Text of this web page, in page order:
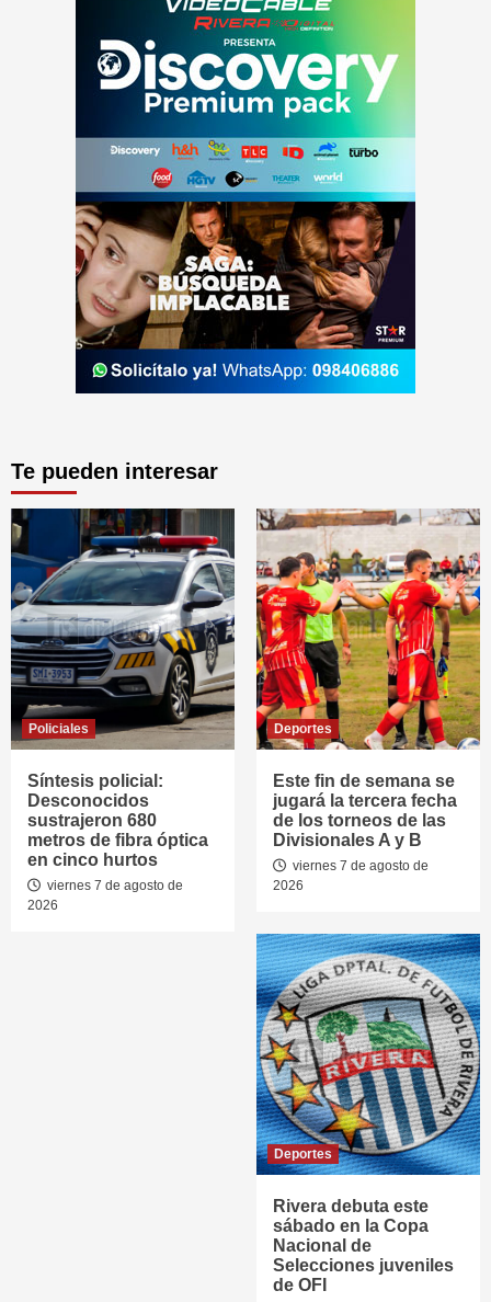
Te pueden interesar
Policiales
Síntesis policial:
Desconocidos
sustrajeron 680
metros de fibra óptica
en cinco hurtos
viernes 7 de agosto de
2026
Deportes
Este fin de semana se
jugará la tercera fecha
de los torneos de las
Divisionales A y B
viernes 7 de agosto de
2026
Deportes
Rivera debuta este
sábado en la Copa
Nacional de
Selecciones juveniles
de OFI